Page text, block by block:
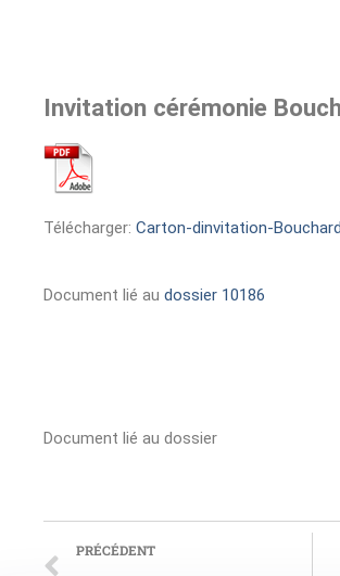
Invitation cérémonie
Télécharger: Carton-dinvitation-
Document lié au dossier 10186
Document lié au dossier
PRÉCÉDENT